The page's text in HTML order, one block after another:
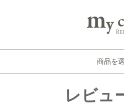
商品を
レビュ